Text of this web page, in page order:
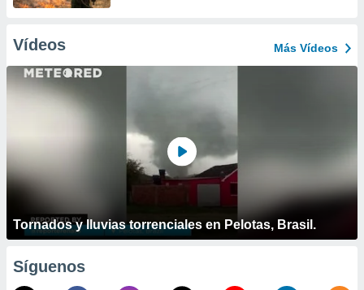
Vídeos Más Vídeos
Tornados y lluvias torrenciales en Pelotas, Brasil.
Síguenos